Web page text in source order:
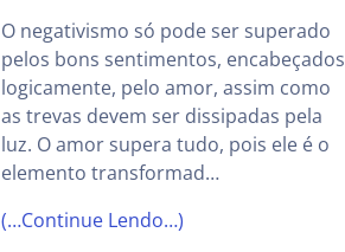
O negativismo só pode ser superado
pelos bons sentimentos, encabeçados
logicamente, pelo amor, assim como
as trevas devem ser dissipadas pela
luz. O amor supera tudo, pois ele é o
elemento transformad…
(…Continue Lendo…)